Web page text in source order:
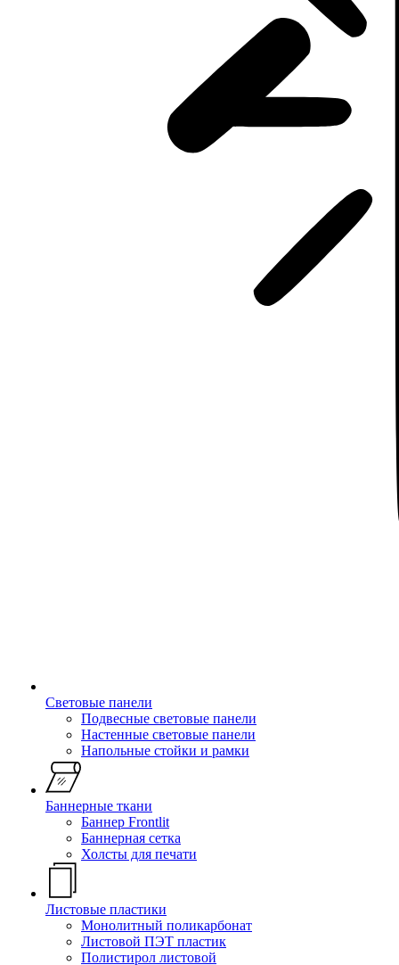
Световые панели
Подвесные световые панели
Настенные световые панели
Напольные стойки и рамки
Баннерные ткани
Баннер Frontlit
Баннерная сетка
Холсты для печати
Листовые пластики
Монолитный поликарбонат
Листовой ПЭТ пластик
Полистирол листовой